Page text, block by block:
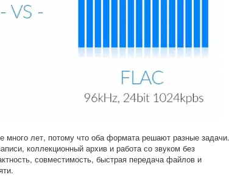
много лет, потому что оба формата решают разные задачи.
коллекционный архив и работа со звуком без
совместимость, быстрая передача файлов и